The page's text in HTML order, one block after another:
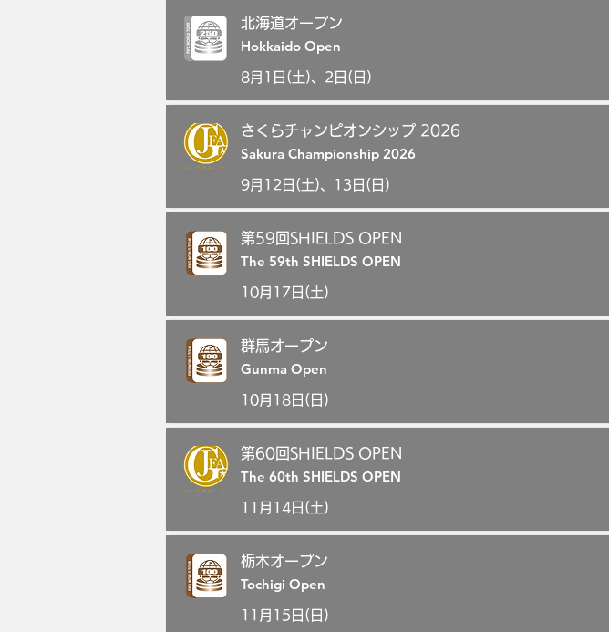
北海道オープン
Hokkaido Open
8月1日(土)、2日(日)
さくらチャンピオンシップ 2026
Sakura Championship 2026
9月12日(土)、13日(日)
第59回SHIELDS OPEN
The 59th SHIELDS OPEN
10月17日(土)
群馬オープン
Gunma Open
10月18日(日)
第60回SHIELDS OPEN
The 60th SHIELDS OPEN
11月14日(土)
栃木オープン
Tochigi Open
11月15日(日)